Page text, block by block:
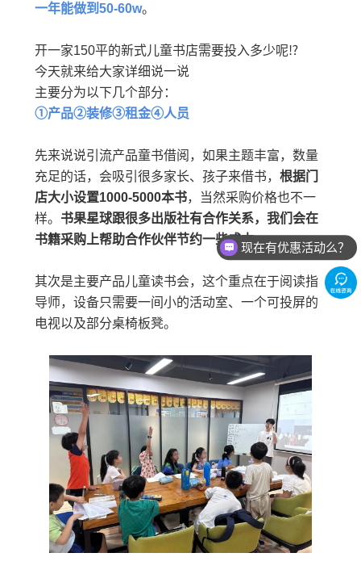
一年能做到50-60w。
开一家150平的新式儿童书店需要投入多少呢⁉
今天就来给大家详细说一说
主要分为以下几个部分：
①产品②装修③租金④人员
先来说说引流产品童书借阅，如果主题丰富，数量
充足的话，会吸引很多家长、孩子来借书， 根据门
店大小设置1000-5000本书，当然采购价格也不一
样。 书果星球跟很多出版社有合作关系，我们会在
书籍采购上帮助合作伙伴节约一些成本。
其次是主要产品儿童读书会，这个重点在于阅读指
导师，设备只需要一间小的活动室、一个可投屏的
电视以及部分桌椅板凳。
现在有优惠活动么？